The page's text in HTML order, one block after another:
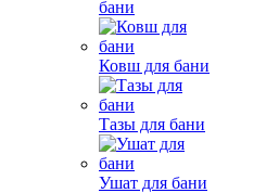
бани
Ковш для бани
Тазы для бани
Ушат для бани